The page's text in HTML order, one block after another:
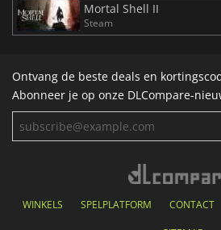
Mortal Shell II
Steam
Ontvang de beste deals en
Abonneer je op onze DLCompare-
WINKELS SPELPLATFORM CONTACT